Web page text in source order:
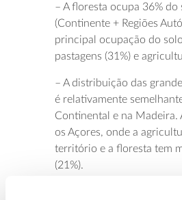
– A floresta ocupa 36% do
(Continente + Regiões
principal ocupação do
pastagens (31%) e
– A distribuição das
é relativamente
Continental e na Madeira.
os Açores, onde a
território e a floresta tem
(21%).
– As espécies florestais